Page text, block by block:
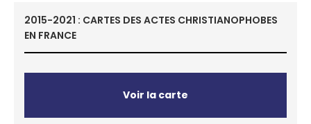
2015-2021 : CARTES DES ACTES CHRISTIANOPHOBES
EN FRANCE
Voir la carte